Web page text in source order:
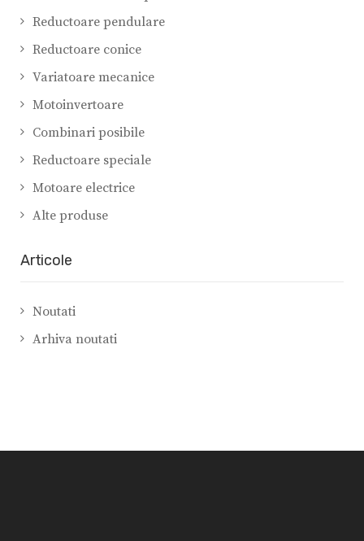
Reductoare pendulare
Reductoare conice
Variatoare mecanice
Motoinvertoare
Combinari posibile
Reductoare speciale
Motoare electrice
Alte produse
Articole
Noutati
Arhiva noutati